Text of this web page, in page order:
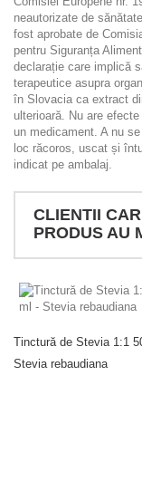
neautorizate de
fost aprobate de
pentru Siguranța
declarație care implică
terapeutice asupra
în Slovacia ca extract
ulterioară. Nu are
un medicament. A nu
loc răcoros, uscat și
indicat pe ambalaj.
CLIENTII
PRODUS AU
Tinctură de Stevia 1:1
Stevia rebaudiana